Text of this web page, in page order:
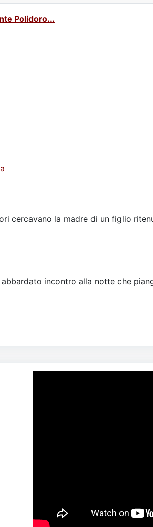
Polidoro...
cercavano la madre di un figlio
incontro alla notte che